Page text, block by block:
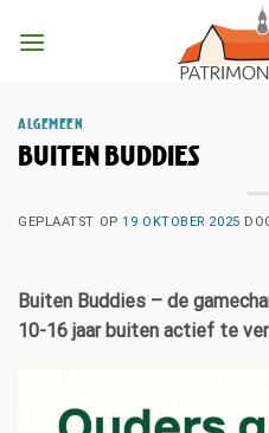
naar
ALGEMEEN
Buiten Buddies
GEPLAATST OP19 OKTOBER 2025
Buiten Buddies – de
10-16 jaar buiten actief te